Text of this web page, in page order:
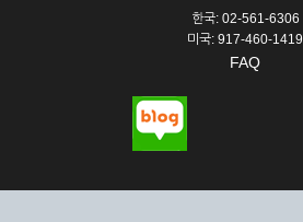
한국: 02-561-6306
미국: 917-460-1419
FAQ